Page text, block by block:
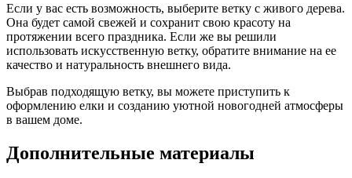
Если у вас есть возможность, выберите ветку с живого дерева.
Она будет самой свежей и сохранит свою красоту на
протяжении всего праздника. Если же вы решили
использовать искусственную ветку, обратите внимание на ее
качество и натуральность внешнего вида.
Выбрав подходящую ветку, вы можете приступить к
оформлению елки и созданию уютной новогодней атмосферы
в вашем доме.
Дополнительные материалы